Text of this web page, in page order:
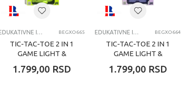
EDUKATIVNE IGRACKE ZA DECU
EDUKATIVNE IGRAČKE ZA DECU BEGXO665
TIC-TAC-TOE 2 IN 1
GAME LIGHT &
1.799,00 RSD
EDUKATIVNE IGRAČKE ZA DECU BEGXO664
TIC-TAC-TOE 2 IN 1
GAME LIGHT &
1.799,00 RSD